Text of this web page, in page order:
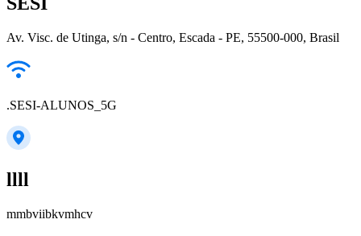
Av. Visc. de Utinga, s/n - Centro, Escada - PE, 55500-000, Brasil
.SESI-ALUNOS_5G
llll
mmbviibkvmhcv